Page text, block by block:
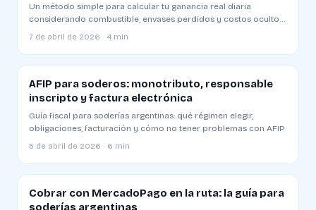
Un método simple para calcular tu ganancia real diaria
considerando combustible, envases perdidos y costos ocultos.
Plantilla y ejemplo
7 de abril de 2026 · 4 min
AFIP para soderos: monotributo, responsable
inscripto y factura electrónica
Guía fiscal para soderías argentinas: qué régimen elegir,
obligaciones, facturación y cómo no tener problemas con AFIP
5 de abril de 2026 · 6 min
Cobrar con MercadoPago en la ruta: la guía para
soderías argentinas